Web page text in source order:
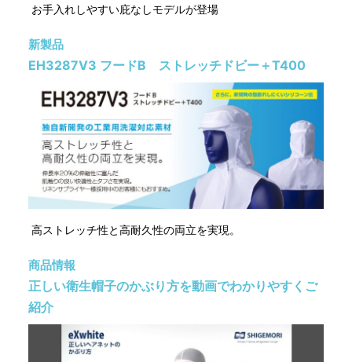
お手入れしやすい庇なしモデルが登場
新製品
EH3287V3 フードB ストレッチドビー＋T400
高ストレッチ性と高耐久性の両立を実現。
商品情報
正しい衛生帽子のかぶり方を動画でわかりやすくご
紹介